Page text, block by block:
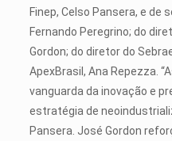
Finep, Celso Pansera, e de
Fernando Peregrino; do
Gordon; do diretor do
ApexBrasil, Ana Repezza.
vanguarda da inovação e
estratégia de
Pansera. José Gordon